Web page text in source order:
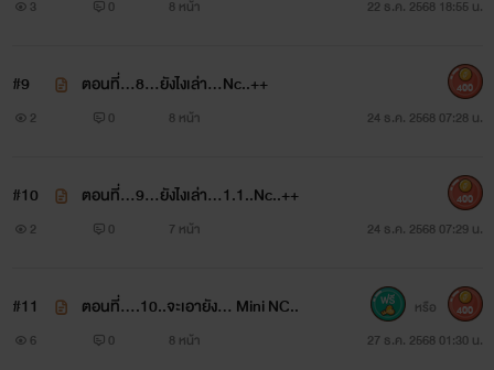
3 0 8 หน้า 22 ธ.ค. 2568 18:55 น.
#9 ตอนที่...8...ยังไงเล่า...Nc..++
2 0 8 หน้า 24 ธ.ค. 2568 07:28 น.
400
#10 ตอนที่...9...ยังไงเล่า...1.1..Nc..++
2 0 7 หน้า 24 ธ.ค. 2568 07:29 น.
400
#11 ตอนที่....10..จะเอายัง... Mini NC..
6 0 8 หน้า 27 ธ.ค. 2568 01:30 น.
หรือ 400